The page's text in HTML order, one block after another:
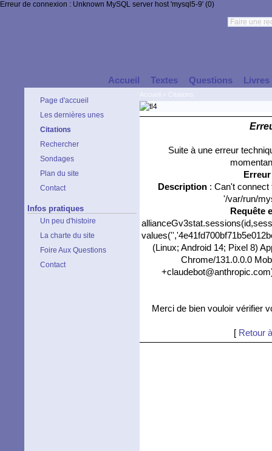
Erreur de connexion : Unknown MySQL server host 'mysql5-9' (0)
Accueil Textes Questions Livres
Page d'accueil
Les dernières unes
Citations
Rechercher
Sondages
Plan du site
Contact
Infos pratiques
Un peu d'histoire
La charte du site
Foire Aux Questions
Contact
Suite à une erreur
Description: Can't connect
'/var/run/
Requête
(Linux; Android 14; Pixel 8)
Chrome/131.0.0.0
Merci de bien vouloir vérifier
[ Retour